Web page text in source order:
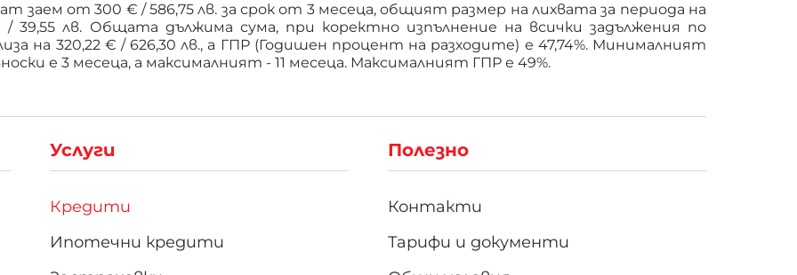
заем от 300 € / 586,75 лв. за срок от 3 месеца, общият размер на лихвата за периода на
39,55 лв. Общата дължима сума, при коректно изпълнение на всички задължения по
на 320,22 € / 626,30 лв., а ГПР (Годишен процент на разходите) е 47,74%. Минималният
е 3 месеца, а максималният - 11 месеца. Максималният ГПР е 49%.
Услуги
Кредити
Ипотечни кредити
Полезно
Контакти
Тарифи и документи